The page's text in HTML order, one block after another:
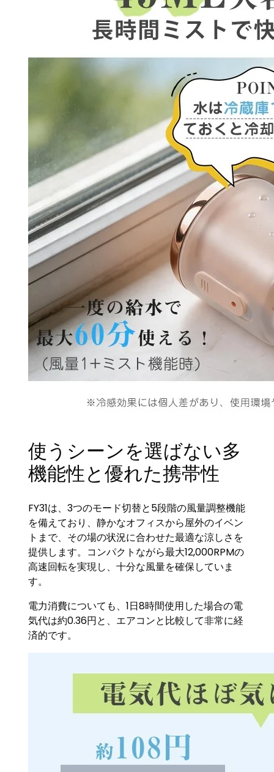
使うシーンを選ばない多
機能性と優れた携帯性
FY31は、3つのモード切替と5段階の風量調整機能
を備えており、静かなオフィスから屋外のイベン
トまで、その場の状況に合わせた最適な涼しさを
提供します。コンパクトながら最大12,000RPMの
高速回転を実現し、十分な風量を確保していま
す。
電力消費についても、1日8時間使用した場合の電
気代は約0.36円と、エアコンと比較して非常に経
済的です。